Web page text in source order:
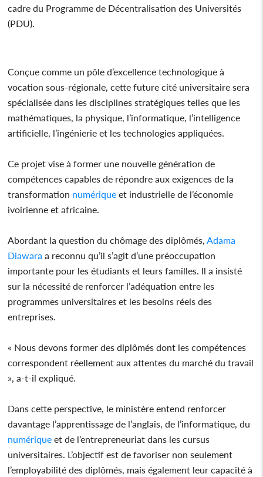
cadre du Programme de Décentralisation des Universités
(PDU).
Conçue comme un pôle d’excellence technologique à
vocation sous-régionale, cette future cité universitaire sera
spécialisée dans les disciplines stratégiques telles que les
mathématiques, la physique, l’informatique, l’intelligence
artificielle, l’ingénierie et les technologies appliquées.
Ce projet vise à former une nouvelle génération de
compétences capables de répondre aux exigences de la
transformation numérique et industrielle de l’économie
ivoirienne et africaine.
Abordant la question du chômage des diplômés, Adama
Diawara a reconnu qu’il s’agit d’une préoccupation
importante pour les étudiants et leurs familles. Il a insisté
sur la nécessité de renforcer l’adéquation entre les
programmes universitaires et les besoins réels des
entreprises.
« Nous devons former des diplômés dont les compétences
correspondent réellement aux attentes du marché du travail
», a-t-il expliqué.
Dans cette perspective, le ministère entend renforcer
davantage l’apprentissage de l’anglais, de l’informatique, du
numérique et de l’entrepreneuriat dans les cursus
universitaires. L’objectif est de favoriser non seulement
l’employabilité des diplômés, mais également leur capacité à